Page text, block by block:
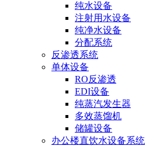
纯水设备
注射用水设备
纯净水设备
分配系统
反渗透系统
单体设备
RO反渗透
EDI设备
纯蒸汽发生器
多效蒸馏机
储罐设备
办公楼直饮水设备系统